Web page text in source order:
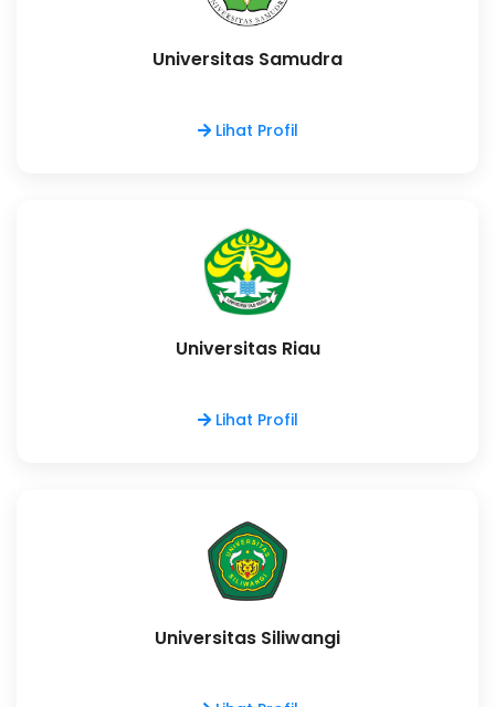
Universitas Samudra
Lihat Profil
Universitas Riau
Lihat Profil
Universitas Siliwangi